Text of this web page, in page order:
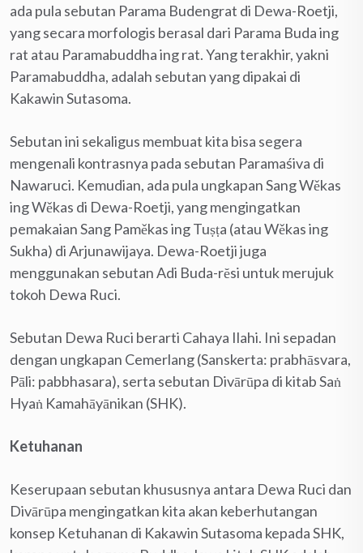
ada pula sebutan Parama Budengrat di Dewa-Roetji,
yang secara morfologis berasal dari Parama Buda ing
rat atau Paramabuddha ing rat. Yang terakhir, yakni
Paramabuddha, adalah sebutan yang dipakai di
Kakawin Sutasoma.
Sebutan ini sekaligus membuat kita bisa segera
mengenali kontrasnya pada sebutan Paramaśiva di
Nawaruci. Kemudian, ada pula ungkapan Sang Wěkas
ing Wěkas di Dewa-Roetji, yang mengingatkan
pemakaian Sang Paměkas ing Tuṣṭa (atau Wěkas ing
Sukha) di Arjunawijaya. Dewa-Roetji juga
menggunakan sebutan Adi Buda-rĕsi untuk merujuk
tokoh Dewa Ruci.
Sebutan Dewa Ruci berarti Cahaya Ilahi. Ini sepadan
dengan ungkapan Cemerlang (Sanskerta: prabhāsvara,
Pāli: pabbhasara), serta sebutan Divārūpa di kitab Saṅ
Hyaṅ Kamahāyānikan (SHK).
Ketuhanan
Keserupaan sebutan khususnya antara Dewa Ruci dan
Divārūpa mengingatkan kita akan keberhutangan
konsep Ketuhanan di Kakawin Sutasoma kepada SHK,